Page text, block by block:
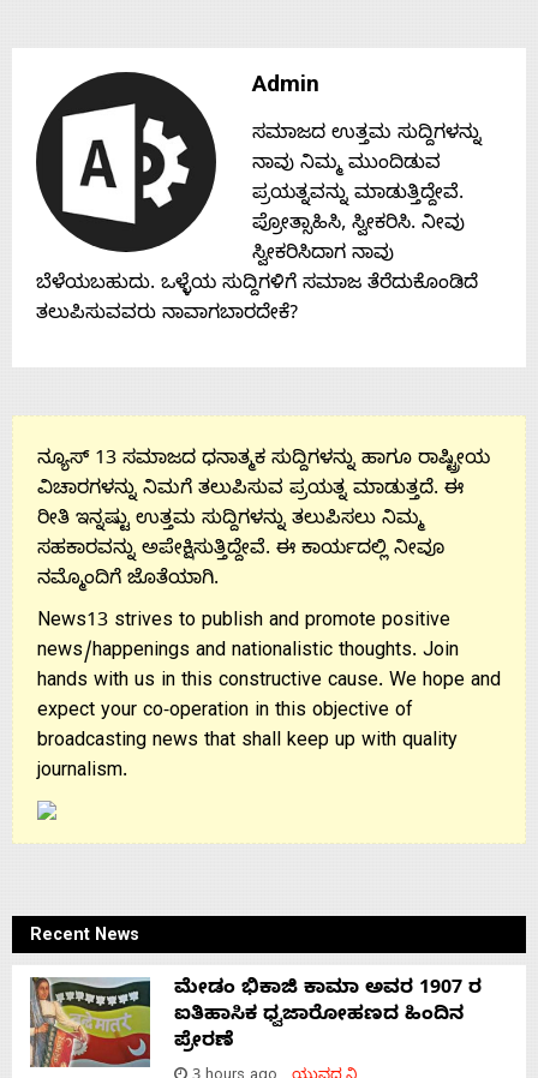
Contact
Us
Admin
ಸಮಾಜದ ಉತ್ತಮ ಸುದ್ದಿಗಳನ್ನು
ನಾವು ನಿಮ್ಮ ಮುಂದಿಡುವ
ಪ್ರಯತ್ನವನ್ನು ಮಾಡುತ್ತಿದ್ದೇವೆ.
ಪ್ರೋತ್ಸಾಹಿಸಿ, ಸ್ವೀಕರಿಸಿ. ನೀವು
ಸ್ವೀಕರಿಸಿದಾಗ ನಾವು
ಬೆಳೆಯಬಹುದು. ಒಳ್ಳೆಯ ಸುದ್ದಿಗಳಿಗೆ ಸಮಾಜ ತೆರೆದುಕೊಂಡಿದೆ
ತಲುಪಿಸುವವರು ನಾವಾಗಬಾರದೇಕೆ?
ನ್ಯೂಸ್ 13 ಸಮಾಜದ ಧನಾತ್ಮಕ ಸುದ್ದಿಗಳನ್ನು ಹಾಗೂ ರಾಷ್ಟ್ರೀಯ
ವಿಚಾರಗಳನ್ನು ನಿಮಗೆ ತಲುಪಿಸುವ ಪ್ರಯತ್ನ ಮಾಡುತ್ತದೆ. ಈ
ರೀತಿ ಇನ್ನಷ್ಟು ಉತ್ತಮ ಸುದ್ದಿಗಳನ್ನು ತಲುಪಿಸಲು ನಿಮ್ಮ
ಸಹಕಾರವನ್ನು ಅಪೇಕ್ಷಿಸುತ್ತಿದ್ದೇವೆ. ಈ ಕಾರ್ಯದಲ್ಲಿ ನೀವೂ
ನಮ್ಮೊಂದಿಗೆ ಜೊತೆಯಾಗಿ.
News13 strives to publish and promote positive
news/happenings and nationalistic thoughts. Join
hands with us in this constructive cause. We hope and
expect your co-operation in this objective of
broadcasting news that shall keep up with quality
journalism.
Recent News
ಮೇಡಂ ಭಿಕಾಜಿ ಕಾಮಾ ಅವರ 1907 ರ
ಐತಿಹಾಸಿಕ ಧ್ವಜಾರೋಹಣದ ಹಿಂದಿನ
ಪ್ರೇರಣೆ